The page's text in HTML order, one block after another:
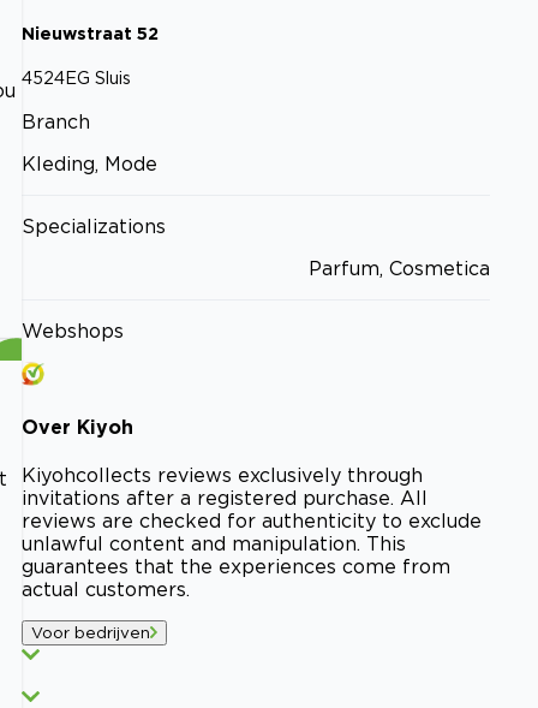
Nieuwstraat 52
4524EG Sluis
Branch
Kleding, Mode
Specializations
Parfum, Cosmetica
Webshops
Over Kiyoh
Kiyohcollects reviews exclusively through
invitations after a registered purchase. All
reviews are checked for authenticity to exclude
unlawful content and manipulation. This
guarantees that the experiences come from
actual customers.
Voor bedrijven